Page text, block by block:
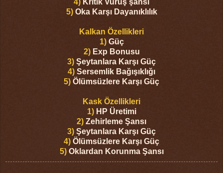
4) Kritik Vuruş şansı
5)Oka Karşı Dayanıklılık
Kalkan Özellikleri
1) Güç
2)Exp Bonusu
3) Şeytanlara Karşı Güç
4) Sersemlik Bağışıklığı
5) Ölümsüzlere Karşı Güç
Kask Özellikleri
1) HP Üretimi
2) Zehirleme Şansı
3) Şeytanlara Karşı Güç
4) Ölümsüzlere Karşı Güç
5) Oklardan Korunma Şansı